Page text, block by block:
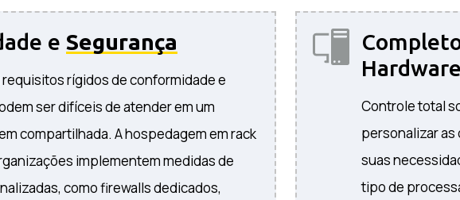
e Segurança
rígidos de conformidade e
ser difíceis de atender em um
compartilhada. A hospedagem em rack
implementem medidas de
como firewalls dedicados,
Hardware
Controle total
personalizar
suas
tipo de